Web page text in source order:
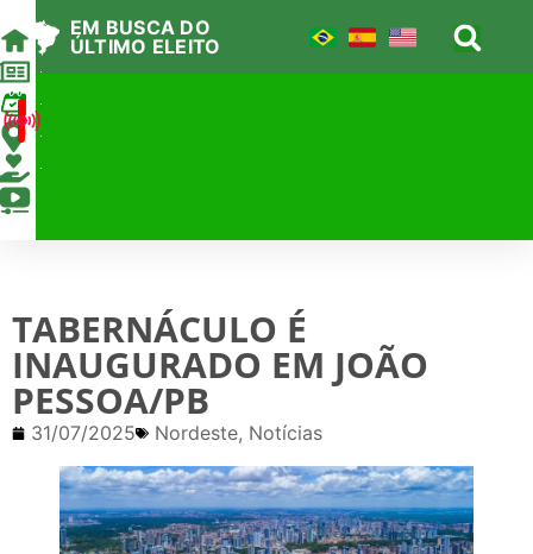
EM BUSCA DO
ÚLTIMO ELEITO
TABERNÁCULO É
INAUGURADO EM JOÃO
PESSOA/PB
31/07/2025 Nordeste, Notícias